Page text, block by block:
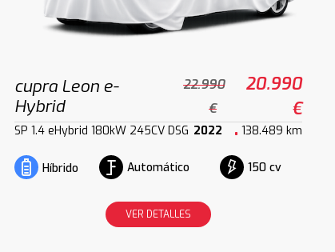
cupra Leon e-
Hybrid
22.990
€
20.990
€
SP 1.4 eHybrid 180kW 245CV DSG 2022 138.489 km
Híbrido Automático 150 cv
VER DETALLES